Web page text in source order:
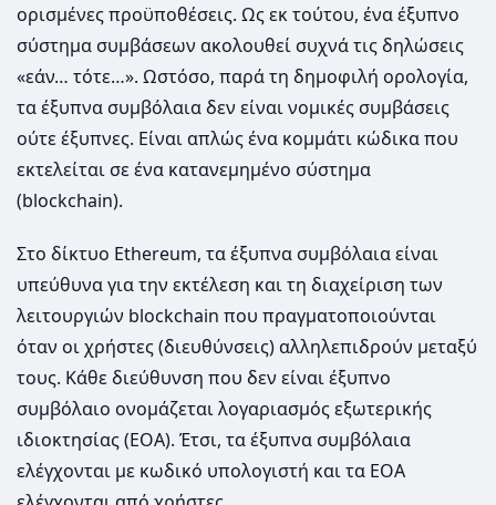
ορισμένες προϋποθέσεις. Ως εκ τούτου, ένα έξυπνο
σύστημα συμβάσεων ακολουθεί συχνά τις δηλώσεις
«εάν… τότε…». Ωστόσο, παρά τη δημοφιλή ορολογία,
τα έξυπνα συμβόλαια δεν είναι νομικές συμβάσεις
ούτε έξυπνες. Είναι απλώς ένα κομμάτι κώδικα που
εκτελείται σε ένα κατανεμημένο σύστημα
(blockchain).
Στο δίκτυο Ethereum, τα έξυπνα συμβόλαια είναι
υπεύθυνα για την εκτέλεση και τη διαχείριση των
λειτουργιών blockchain που πραγματοποιούνται
όταν οι χρήστες (διευθύνσεις) αλληλεπιδρούν μεταξύ
τους. Κάθε διεύθυνση που δεν είναι έξυπνο
συμβόλαιο ονομάζεται λογαριασμός εξωτερικής
ιδιοκτησίας (EOA). Έτσι, τα έξυπνα συμβόλαια
ελέγχονται με κωδικό υπολογιστή και τα EOA